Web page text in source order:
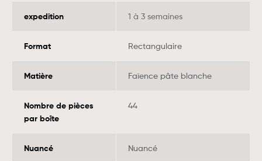
expedition 1 à 3 semaines
Format Rectangulaire
Matière Faïence pâte blanche
Nombre de pièces
par boîte
44
Nuancé Nuancé